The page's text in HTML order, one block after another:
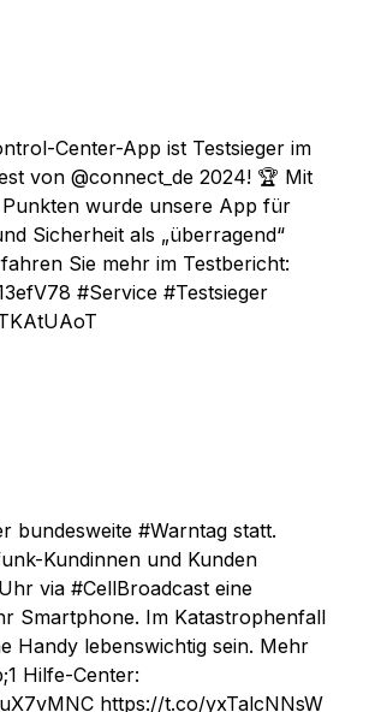
Center-App ist Testsieger im
von @connect_de 2024! 🏆 Mit
wurde unsere App für
Sicherheit als „überragend“
Sie mehr im Testbericht:
#Service #Testsieger
bundesweite #Warntag statt.
Kundinnen und Kunden
via #CellBroadcast eine
Smartphone. Im Katastrophenfall
Handy lebenswichtig sein. Mehr
Hilfe-Center:
https://t.co/yxTalcNNsW